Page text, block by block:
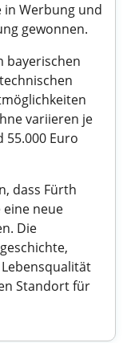
in Werbung und
gewonnen.
bayerischen
variieren je
55.000 Euro
dass Fürth
neue
Die
Standort für